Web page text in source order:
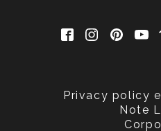
Privacy policy
Note